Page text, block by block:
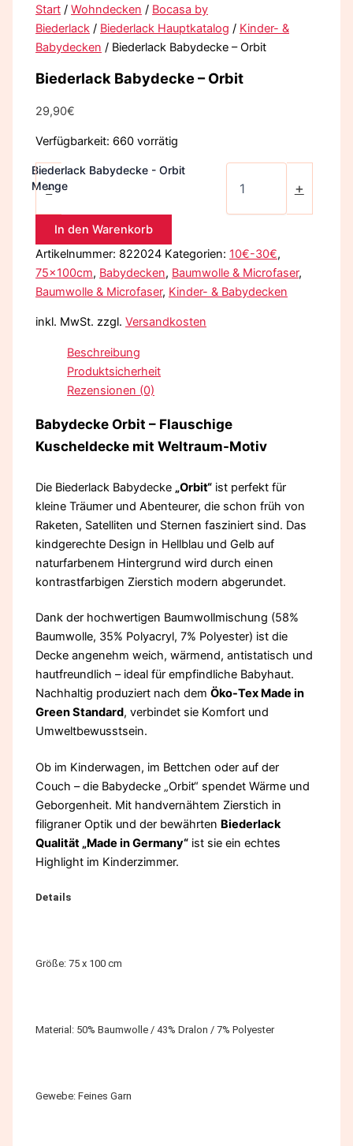
Start /Wohndecken / Bocasa by
Biederlack / Biederlack Hauptkatalog / Kinder- &
Babydecken / Biederlack Babydecke – Orbit
Biederlack Babydecke – Orbit
29,90€
Verfügbarkeit: 660 vorrätig
-
Biederlack Babydecke - Orbit
Menge
+
In den Warenkorb
Artikelnummer: 822024 Kategorien:10€-30€,
75x100cm, Babydecken, Baumwolle & Microfaser,
Baumwolle & Microfaser, Kinder- & Babydecken
inkl. MwSt. zzgl.Versandkosten
Beschreibung
Produktsicherheit
Rezensionen (0)
Babydecke Orbit – Flauschige
Kuscheldecke mit Weltraum-Motiv
Die Biederlack Babydecke „Orbit“ ist perfekt für
kleine Träumer und Abenteurer, die schon früh von
Raketen, Satelliten und Sternen fasziniert sind. Das
kindgerechte Design in Hellblau und Gelb auf
naturfarbenem Hintergrund wird durch einen
kontrastfarbigen Zierstich modern abgerundet.
Dank der hochwertigen Baumwollmischung (58%
Baumwolle, 35% Polyacryl, 7% Polyester) ist die
Decke angenehm weich, wärmend, antistatisch und
hautfreundlich – ideal für empfindliche Babyhaut.
Nachhaltig produziert nach demÖko-Tex Made in
Green Standard, verbindet sie Komfort und
Umweltbewusstsein.
Ob im Kinderwagen, im Bettchen oder auf der
Couch – die Babydecke „Orbit“ spendet Wärme und
Geborgenheit. Mit handvernähtem Zierstich in
filigraner Optik und der bewährten Biederlack
Qualität „Made in Germany“ ist sie ein echtes
Highlight im Kinderzimmer.
Details
Größe: 75 x 100 cm
Material: 50% Baumwolle / 43% Dralon / 7% Polyester
Gewebe: Feines Garn